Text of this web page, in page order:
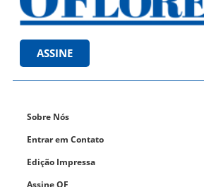
ASSINE
Sobre Nós
Entrar em Contato
Edição Impressa
Assine OF